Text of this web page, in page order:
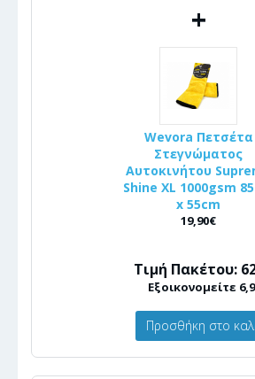
+
Wevora Πετσέτα
Στεγνώματος
Αυτοκινήτου
Shine XL 1000gsm
x 55cm
19,90€
Τιμή Πακέτου:
Εξοικονομείτε
Προσθήκη στο